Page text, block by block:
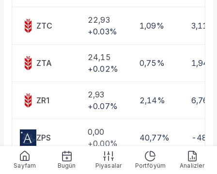
ZTC
22,93
+0.03%
1,09% 3,11%
ZTA
24,15
+0.02%
0,75% 1,94%
ZR1
2,93
+0.07%
2,14% 6,76%
ZPS
0,00
+0.00%
40,77% -
2,52
Sayfam Bugün Piyasalar Portföyüm Analizler